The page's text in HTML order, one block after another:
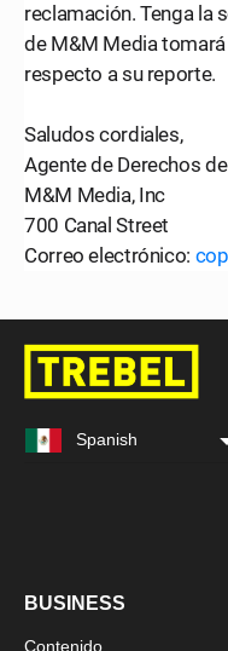
reclamación. Tenga la
de M&M Media
respecto a su reporte.
Saludos cordiales,
Agente de Derechos
M&M Media, Inc
700 Canal Street
Correo electrónico:
Spanish
BUSINESS
Contenido